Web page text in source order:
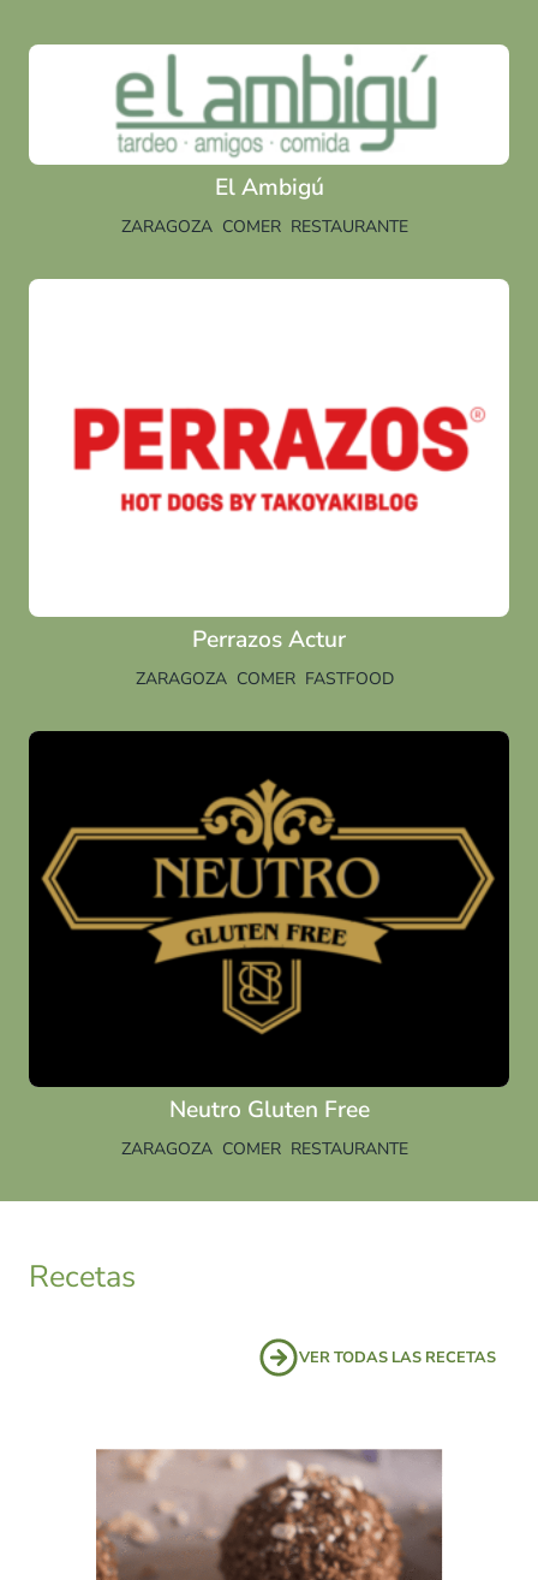
El Ambigú
ZARAGOZA COMER RESTAURANTE
Perrazos Actur
ZARAGOZA COMER FASTFOOD
Neutro Gluten Free
ZARAGOZA COMER RESTAURANTE
Recetas
VER TODAS LAS RECETAS